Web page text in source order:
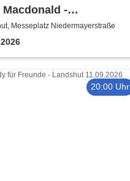
Macdonald -
2026
Messeplatz Niedermayerstraße
20:00 Uhr